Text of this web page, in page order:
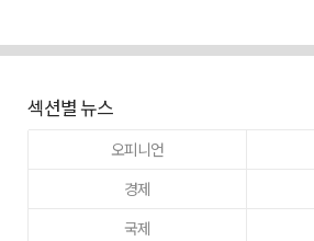
섹션별 뉴스
오피니언
경제
국제